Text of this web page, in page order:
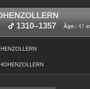
Âge : 47
1310–1357